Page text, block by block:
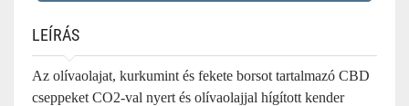
LEÍRÁS
Az olívaolajat, kurkumint és fekete borsot tartalmazó CBD
cseppeket CO2-val nyert és olívaolajjal hígított kender